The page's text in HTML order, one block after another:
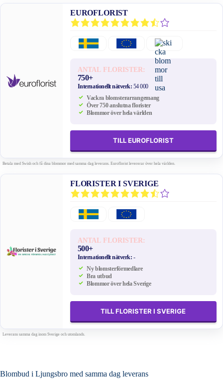
EUROFLORIST
ANTAL FLORISTER:
750+
Internationellt nätverk: 54 000
Vackra blomsterarrangemang
Över 750 anslutna florister
Blommor över hela världen
TILL EUROFLORIST
Betala med Swish och få dina blommor med samma dag leverans. Euroflorist levererar över hela världen.
FLORISTER I SVERIGE
ANTAL FLORISTER:
500+
Internationellt nätverk: -
Ny blomsterförmedlare
Bra utbud
Blommor över hela Sverige
TILL FLORISTER I SVERIGE
Leverans samma dag inom Sverige och utomlands.
Blombud i Ljungsbro med samma dag leverans